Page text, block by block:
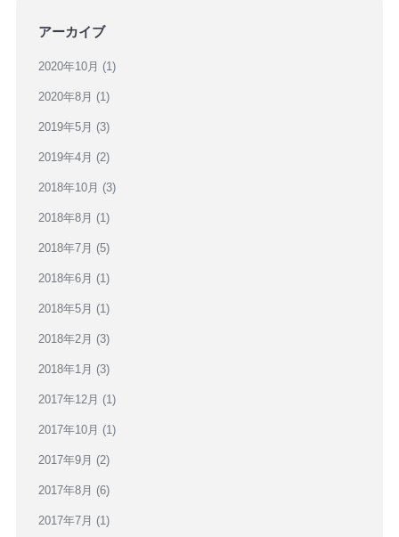
アーカイブ
2020年10月 (1)
2020年8月 (1)
2019年5月 (3)
2019年4月 (2)
2018年10月 (3)
2018年8月 (1)
2018年7月 (5)
2018年6月 (1)
2018年5月 (1)
2018年2月 (3)
2018年1月 (3)
2017年12月 (1)
2017年10月 (1)
2017年9月 (2)
2017年8月 (6)
2017年7月 (1)